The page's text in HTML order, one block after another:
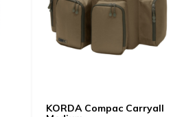
KORDA Compac Carryall